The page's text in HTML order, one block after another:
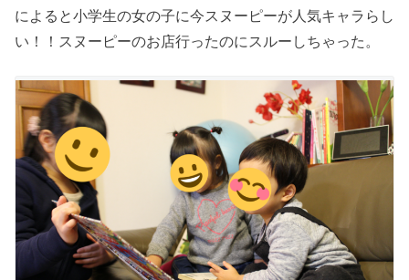
によると小学生の女の子に今スヌーピーが人気キャラらし
い！！スヌーピーのお店行ったのにスルーしちゃった。